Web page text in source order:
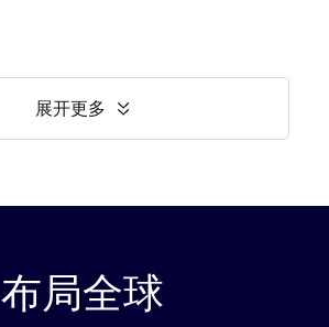
展开更多
布局全球